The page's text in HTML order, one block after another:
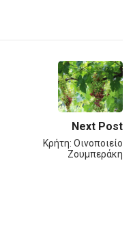
Next Post
Κρήτη: Οινοποιείο
Ζουμπεράκη